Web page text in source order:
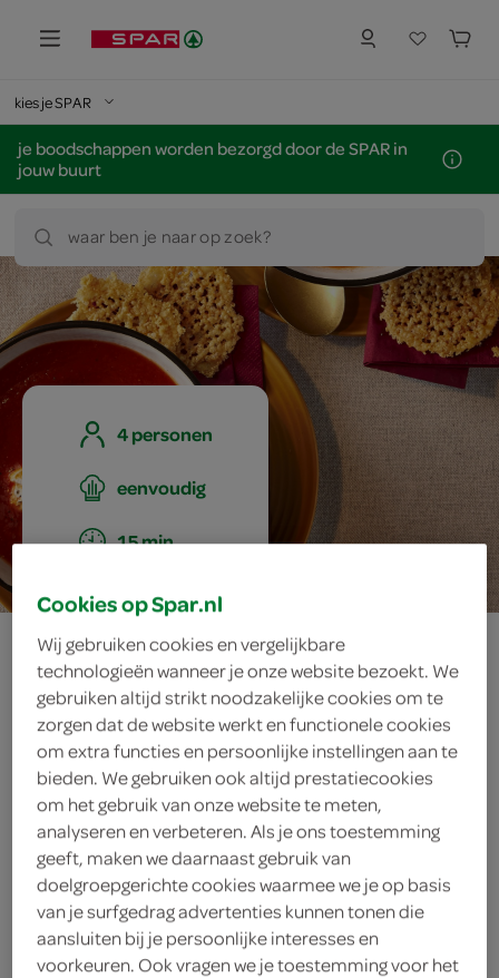
kies je SPAR
je boodschappen worden bezorgd door de SPAR in
jouw buurt
waar ben je naar op zoek?
4 personen
eenvoudig
15 min.
snelle
tomatensoep met
kaaskoekjes
ingrediënten
4 eetlepels mascarpone
Cookies op Spar.nl
Wij gebruiken cookies en vergelijkbare
technologieën wanneer je onze website bezoekt. We
gebruiken altijd strikt noodzakelijke cookies om te
zorgen dat de website werkt en functionele cookies
om extra functies en persoonlijke instellingen aan te
bieden. We gebruiken ook altijd prestatiecookies
om het gebruik van onze website te meten,
analyseren en verbeteren. Als je ons toestemming
geeft, maken we daarnaast gebruik van
doelgroepgerichte cookies waarmee we je op basis
van je surfgedrag advertenties kunnen tonen die
aansluiten bij je persoonlijke interesses en
voorkeuren. Ook vragen we je toestemming voor het